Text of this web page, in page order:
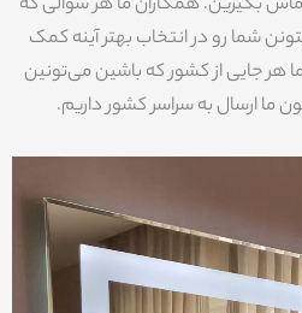
شما رو در انتخاب بهتر آینه کمک
جایی از کشور که باشین می‌تونین
ما ارسال به سراسر کشور داریم.